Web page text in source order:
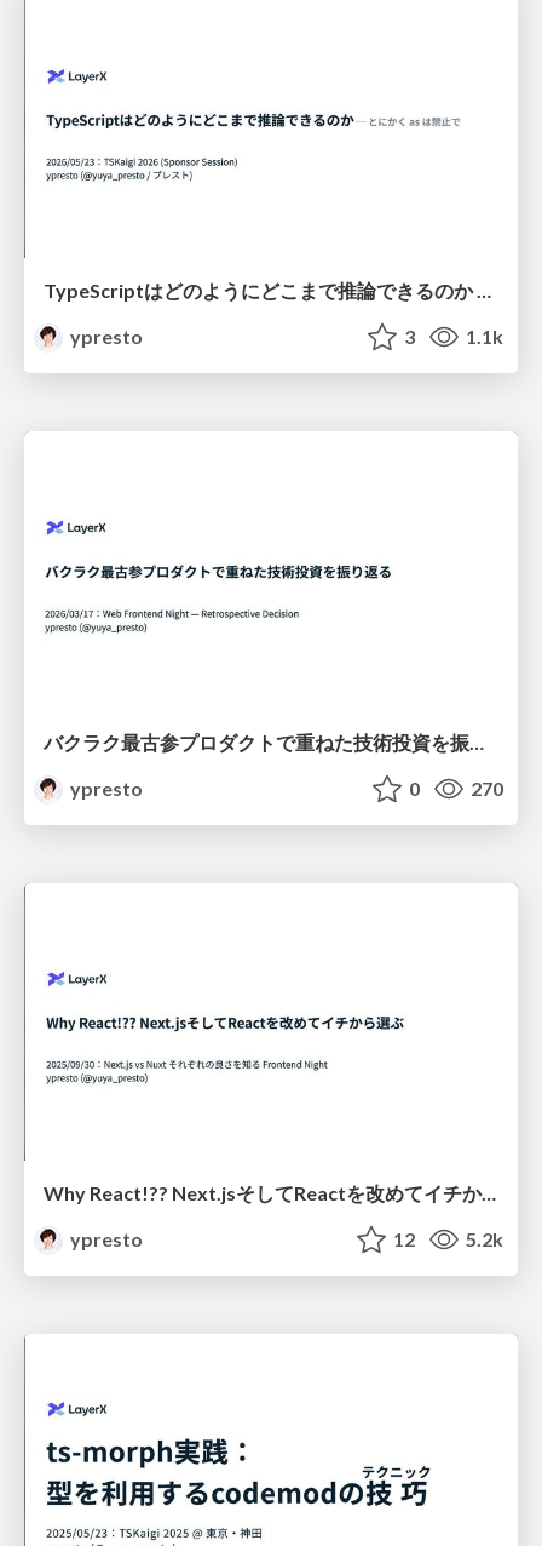
TypeScriptはどのようにどこまで推論できるのか ─ とにかく as は禁止で
ypresto
3 1.1k
ypresto
0 270
Why React!?? Next.jsそしてReactを改めてイチから選ぶ
ypresto
12 5.2k